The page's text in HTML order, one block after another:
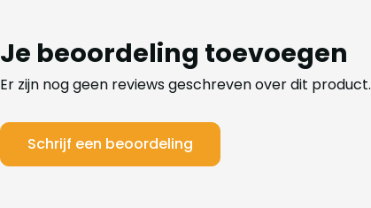
Je beoordeling toevoegen
Er zijn nog geen reviews geschreven over dit product.
Schrijf een beoordeling